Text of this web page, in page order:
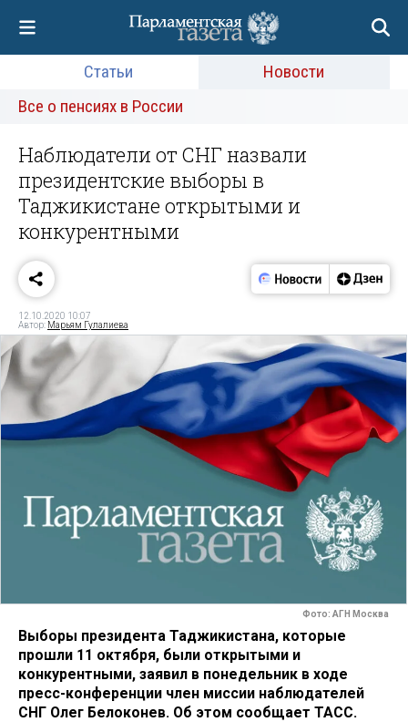
Статьи
Новости
Все о пенсиях в России
Наблюдатели от СНГ назвали
президентские выборы в
Таджикистане открытыми и
конкурентными
12.10.2020 10:07
Автор: Марьям Гулалиева
Фото: АГН Москва
Выборы президента Таджикистана, которые
прошли 11 октября, были открытыми и
конкурентными, заявил в понедельник в ходе
пресс-конференции член миссии наблюдателей
СНГ Олег Белоконев. Об этом сообщает ТАСС.